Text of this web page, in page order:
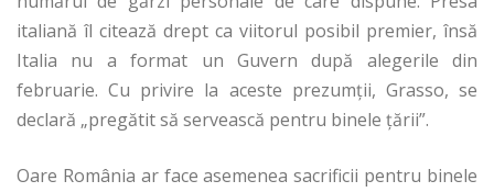
italiană îl citează drept ca viitorul posibil premier, însă
Italia nu a format un Guvern după alegerile din
februarie. Cu privire la aceste prezumții, Grasso, se
declară „pregătit să servească pentru binele ţării”.
Oare România ar face asemenea sacrificii pentru binele